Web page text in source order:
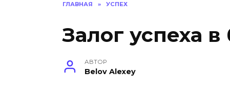
ГЛАВНАЯ » УСПЕХ
Залог успеха
АВТОР
Belov Alexey